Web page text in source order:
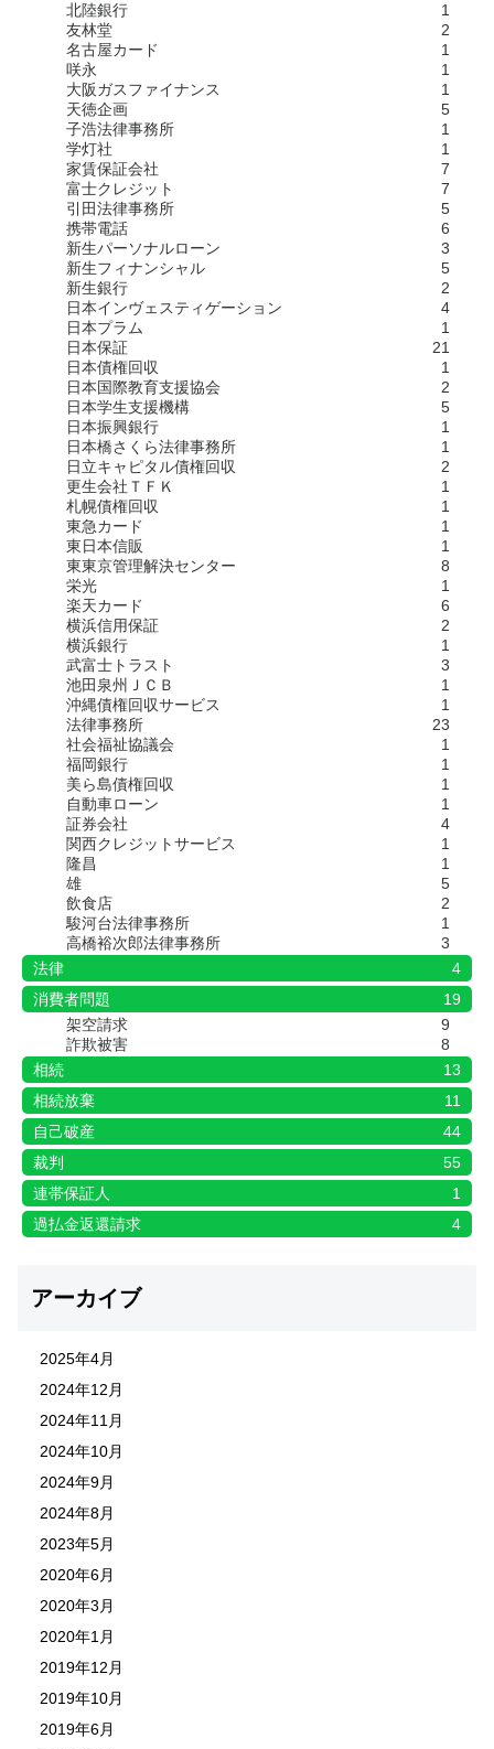
北陸銀行
1
友林堂
2
名古屋カード
1
咲永
1
大阪ガスファイナンス
1
天徳企画
5
子浩法律事務所
1
学灯社
1
家賃保証会社
7
富士クレジット
7
引田法律事務所
5
携帯電話
6
新生パーソナルローン
3
新生フィナンシャル
5
新生銀行
2
日本インヴェスティゲーション
4
日本プラム
1
日本保証
21
日本債権回収
1
日本国際教育支援協会
2
日本学生支援機構
5
日本振興銀行
1
日本橋さくら法律事務所
1
日立キャピタル債権回収
2
更生会社ＴＦＫ
1
札幌債権回収
1
東急カード
1
東日本信販
1
東東京管理解決センター
8
栄光
1
楽天カード
6
横浜信用保証
2
横浜銀行
1
武富士トラスト
3
池田泉州ＪＣＢ
1
沖縄債権回収サービス
1
法律事務所
23
社会福祉協議会
1
福岡銀行
1
美ら島債権回収
1
自動車ローン
1
証券会社
4
関西クレジットサービス
1
隆昌
1
雄
5
飲食店
2
駿河台法律事務所
1
高橋裕次郎法律事務所
3
法律
4
消費者問題
19
架空請求
9
詐欺被害
8
相続
13
相続放棄
11
自己破産
44
裁判
55
連帯保証人
1
過払金返還請求
4
アーカイブ
2025年4月
2024年12月
2024年11月
2024年10月
2024年9月
2024年8月
2023年5月
2020年6月
2020年3月
2020年1月
2019年12月
2019年10月
2019年6月